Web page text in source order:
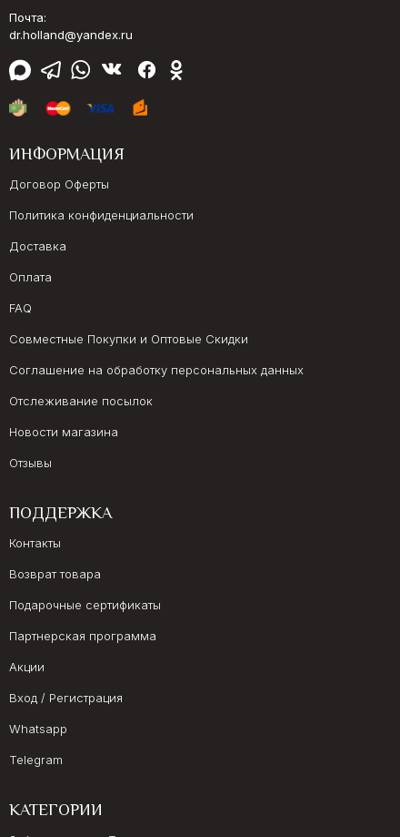
Почта:
dr.holland@yandex.ru
ИНФОРМАЦИЯ
Договор Оферты
Политика конфиденциальности
Доставка
Оплата
FAQ
Совместные Покупки и Оптовые Скидки
Соглашение на обработку персональных данных
Отслеживание посылок
Новости магазина
Отзывы
ПОДДЕРЖКА
Контакты
Возврат товара
Подарочные сертификаты
Партнерская программа
Акции
Вход / Регистрация
Whatsapp
Telegram
КАТЕГОРИИ